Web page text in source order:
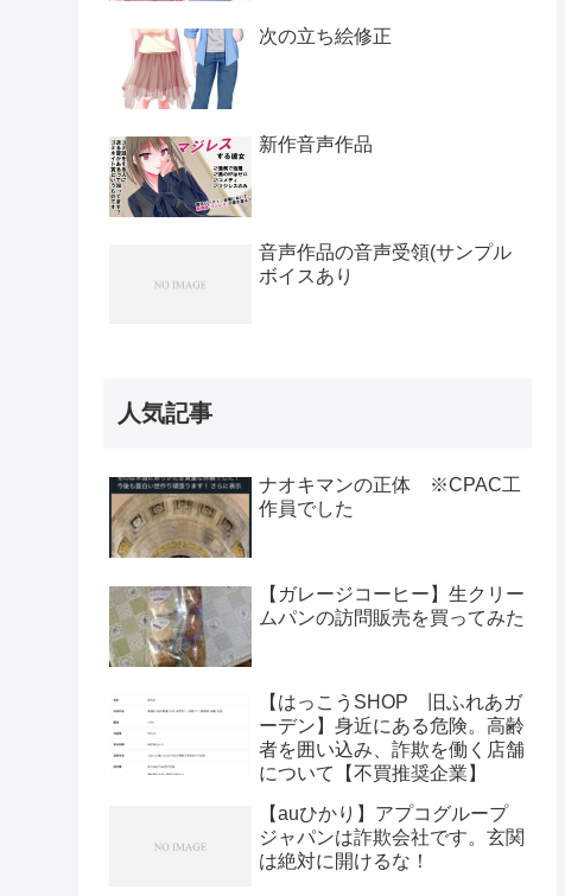
次の立ち絵修正
新作音声作品
音声作品の音声受領(サンプル
ボイスあり
人気記事
ナオキマンの正体 ※CPAC工
作員でした
【ガレージコーヒー】生クリー
ムパンの訪問販売を買ってみた
【はっこうSHOP 旧ふれあガ
ーデン】身近にある危険。高齢
者を囲い込み、詐欺を働く店舗
について【不買推奨企業】
【auひかり】アプコグループ
ジャパンは詐欺会社です。玄関
は絶対に開けるな！